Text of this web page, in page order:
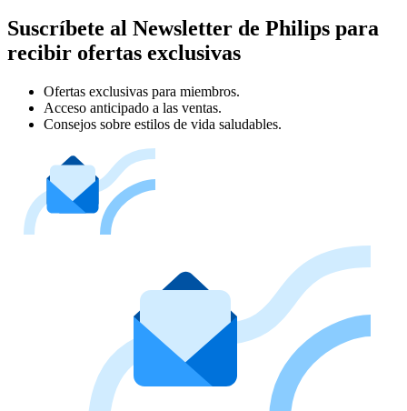
Suscríbete al Newsletter de Philips para
recibir ofertas exclusivas
Ofertas exclusivas para miembros.
Acceso anticipado a las ventas.
Consejos sobre estilos de vida saludables.